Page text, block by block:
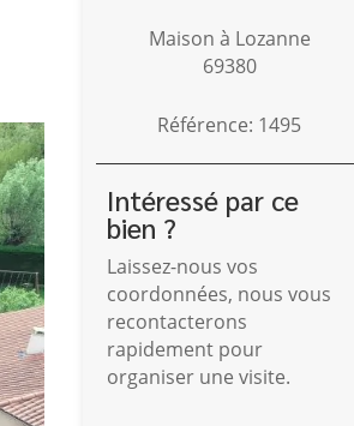
Maison à Lozanne
69380
Référence: 1495
Intéressé par ce
bien ?
Laissez-nous vos
coordonnées, nous vous
recontacterons
rapidement pour
organiser une visite.